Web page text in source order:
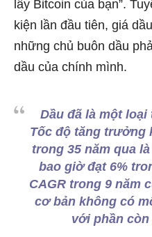
lấy Bitcoin của bạn”.
kiện lần đầu tiên, giá
những chủ buôn dầu
dầu của chính mình.
Dầu đã là một
Tốc độ tăng trưởng
trong 35 năm qua
bao giờ đạt 6%
CAGR trong 9 năm
cơ bản không có
với phần